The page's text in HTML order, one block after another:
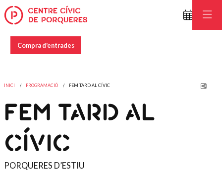
Compra d'entrades
INICI PROGRAMACIÓ FEM TARD AL CÍVIC
FEM TARD AL
CÍVIC
PORQUERES D’ESTIU